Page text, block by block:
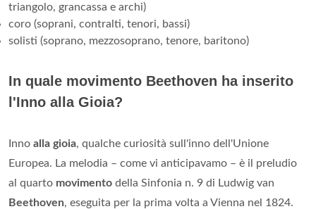
triangolo, grancassa e archi)
coro (soprani, contralti, tenori, bassi)
solisti (soprano, mezzosoprano, tenore, baritono)
In quale movimento Beethoven ha inserito
l'Inno alla Gioia?
Inno alla gioia, qualche curiosità sull'inno dell'Unione
Europea. La melodia – come vi anticipavamo – è il preludio
al quarto movimento della Sinfonia n. 9 di Ludwig van
Beethoven, eseguita per la prima volta a Vienna nel 1824.